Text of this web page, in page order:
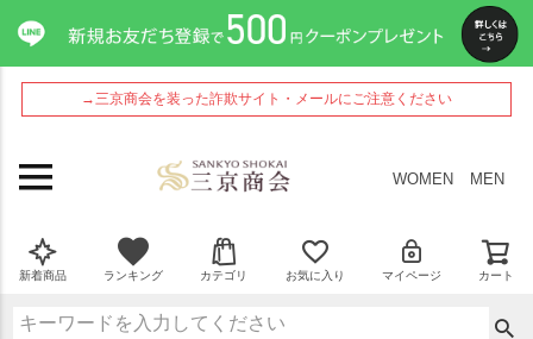
→三京商会を装った詐欺サイト・メールにご注意ください
WOMEN MEN
新着商品 ランキング カテゴリ お気に入り マイページ カート
ペー
ジト
ップ
へ